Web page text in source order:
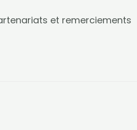
et remerciements